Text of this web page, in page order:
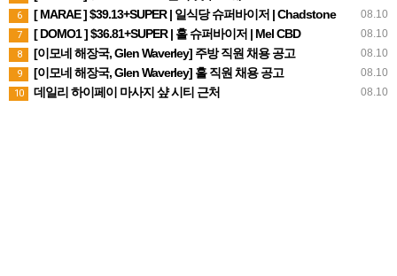
08.10
6 [ MARAE ] $39.13+SUPER | 일식당 슈퍼바이저 | Chadstone
08.10
7 [ DOMO1 ] $36.81+SUPER | 홀 슈퍼바이저 | Mel CBD
08.10
8 [이모네 해장국, Glen Waverley] 주방 직원 채용 공고
08.10
9 [이모네 해장국, Glen Waverley] 홀 직원 채용 공고
08.10
10 데일리 하이페이 마사지 샾 시티 근처